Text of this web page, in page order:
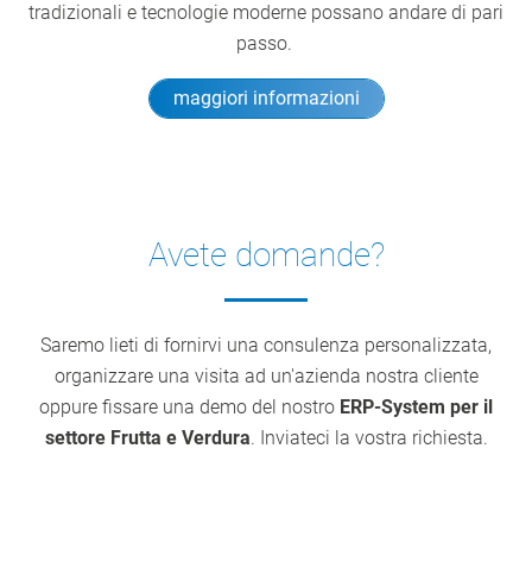
tradizionali e tecnologie moderne possano andare di pari
passo.
maggiori informazioni
Avete domande?
Saremo lieti di fornirvi una consulenza personalizzata,
organizzare una visita ad un'azienda nostra cliente
oppure fissare una demo del nostro ERP-System per il
settore Frutta e Verdura. Inviateci la vostra richiesta.